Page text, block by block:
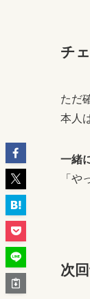
チ
ただ
本人
一緒
「や
次